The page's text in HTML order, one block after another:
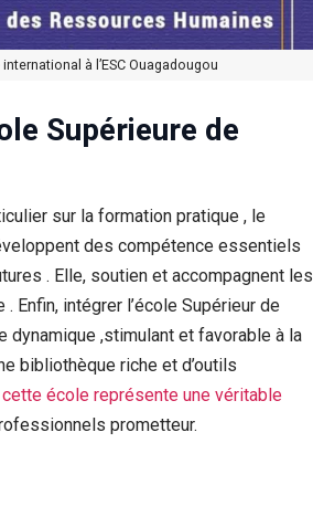
à l’ESC Ouagadougou
Supérieure de
sur la formation pratique , le
des compétence essentiels
. Elle, soutien et accompagnent les
Enfin, intégrer l’école Supérieur de
dynamique ,stimulant et favorable à la
bibliothèque riche et d’outils
cette école représente une véritable
prometteur.